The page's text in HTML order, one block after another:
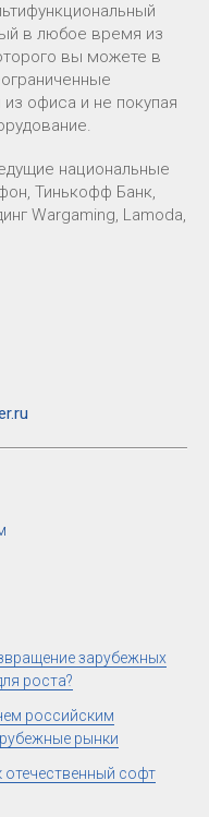
в любое время из
вы можете в
офиса и не покупая
национальные
Тинькофф Банк,
Wargaming, Lamoda,
зарубежных
роста?
российским
рынки
отечественный софт